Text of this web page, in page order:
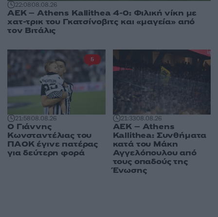
22:0808.08.26
ΑΕΚ – Athens Kallithea 4-0: Φιλική νίκη με
χατ-τρικ του Γκατσίνοβιτς και «μαγεία» από
τον Βιτάλις
21:5808.08.26
Ο Γιάννης
Κωνσταντέλιας του
ΠΑΟΚ έγινε πατέρας
για δεύτερη φορά
5
21:3308.08.26
ΑΕΚ – Athens
Kallithea: Συνθήματα
κατά του Μάκη
Αγγελόπουλου από
τους οπαδούς της
Ένωσης